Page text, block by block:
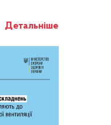
Детальніше